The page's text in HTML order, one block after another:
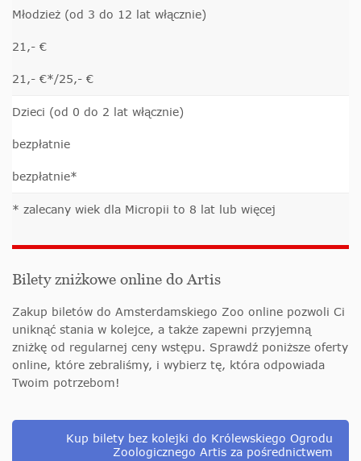
Młodzież (od 3 do 12 lat włącznie)
21,- €
21,- €*/25,- €
Dzieci (od 0 do 2 lat włącznie)
bezpłatnie
bezpłatnie*
* zalecany wiek dla Micropii to 8 lat lub więcej
Bilety zniżkowe online do Artis
Zakup biletów do Amsterdamskiego Zoo online pozwoli Ci
uniknąć stania w kolejce, a także zapewni przyjemną
zniżkę od regularnej ceny wstępu. Sprawdź poniższe oferty
online, które zebraliśmy, i wybierz tę, która odpowiada
Twoim potrzebom!
Kup bilety bez kolejki do Królewskiego Ogrodu
Zoologicznego Artis za pośrednictwem